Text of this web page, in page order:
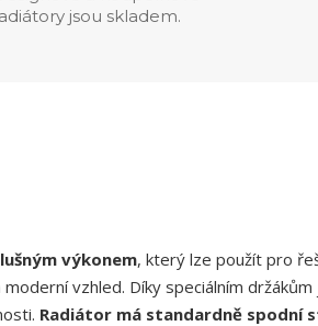
jsou skladem.
výkonem, který lze použít pro
vzhled. Díky speciálním držákům
Radiátor má standardně spodní